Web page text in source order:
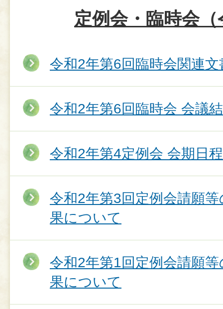
定例会・臨時会
令和2年第6回臨時会関連文
令和2年第6回臨時会 会議
令和2年第4定例会 会期日程
令和2年第3回定例会請願
果について
令和2年第1回定例会請願
果について